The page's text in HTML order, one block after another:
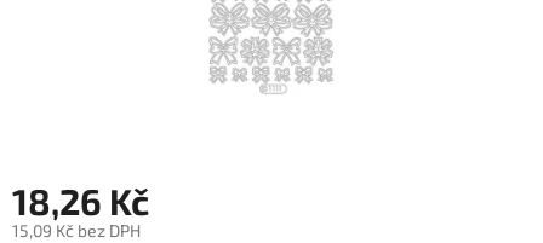
18,26 Kč
15,09 Kč bez DPH